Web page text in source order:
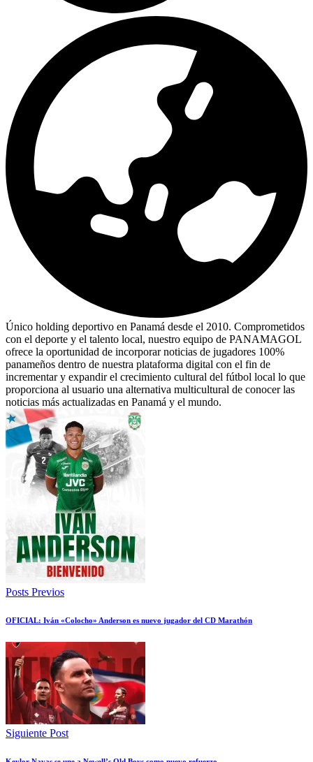
Único holding deportivo en Panamá desde el 2010. Comprometidos
con el deporte y el talento local, nuestro equipo de PANAMAGOL
ofrece la oportunidad de incorporar noticias de jugadores 100%
panameños dentro de nuestra plataforma digital con el fin de
incrementar y expandir el crecimiento cultural del fútbol local lo que
proporciona al usuario una alternativa multicultural de conocer las
noticias más actualizadas en Panamá y el mundo.
Posts Previos
OFICIAL: Iván «Colocho» Anderson es nuevo jugador del CD Marathón
Siguiente Post